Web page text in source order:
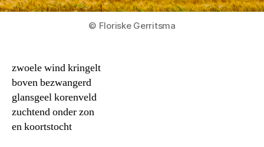
© Floriske Gerritsma
zwoele wind kringelt
boven bezwangerd
glansgeel korenveld
zuchtend onder zon
en koortstocht